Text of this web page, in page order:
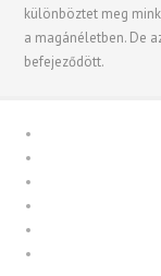
különböztet meg
a magánéletben. De
befejeződött.